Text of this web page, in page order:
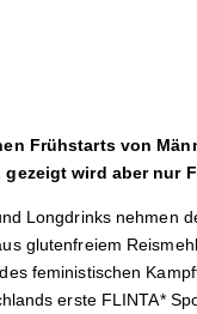
Frühstarts von
wird aber nur
Longdrinks nehmen
glutenfreiem
feministischen
erste FLINTA*